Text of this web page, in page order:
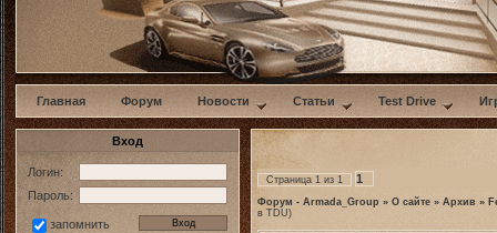
Главная Форум Новости Статьи Test Drive
Вход
Логин:
Пароль:
запомнить
Страница 1 из 1 1
Форум - Armada_Group » О сайте » Архив »
в TDU)